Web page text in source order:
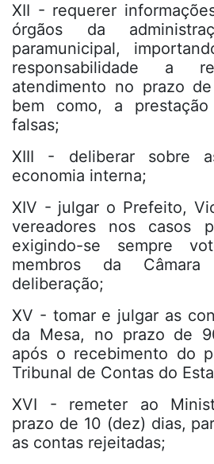
XII - requerer
órgãos da
paramunicipal,
responsabilidade a
atendimento no prazo
bem como, a
falsas;
XIII - deliberar sobre
economia interna;
XIV - julgar o Prefeito,
vereadores nos casos
exigindo-se sempre
membros da
deliberação;
XV - tomar e julgar as
da Mesa, no prazo de
após o recebimento do
Tribunal de Contas do
XVI - remeter ao
prazo de 10 (dez) dias,
as contas rejeitadas;